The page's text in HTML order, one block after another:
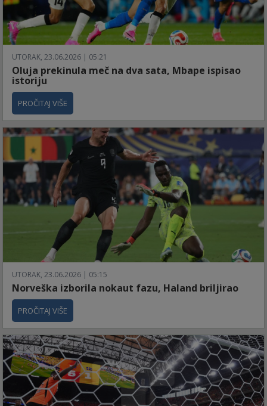
UTORAK, 23.06.2026 | 05:21
Oluja prekinula meč na dva sata, Mbape ispisao
istoriju
PROČITAJ VIŠE
UTORAK, 23.06.2026 | 05:15
Norveška izborila nokaut fazu, Haland briljirao
PROČITAJ VIŠE